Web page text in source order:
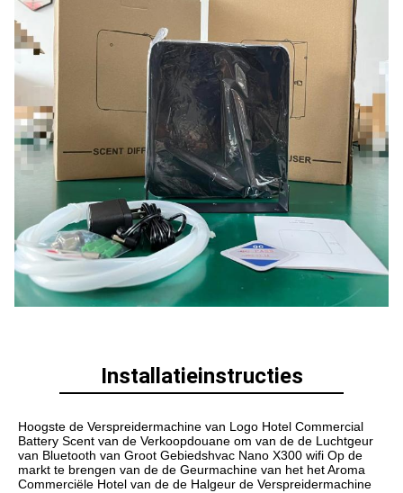
Installatieinstructies
Hoogste de Verspreidermachine van Logo Hotel Commercial
Battery Scent van de Verkoopdouane om van de de Luchtgeur
van Bluetooth van Groot Gebiedshvac Nano X300 wifi Op de
markt te brengen van de de Geurmachine van het het Aroma
Commerciële Hotel van de de Halgeur de Verspreidermachine